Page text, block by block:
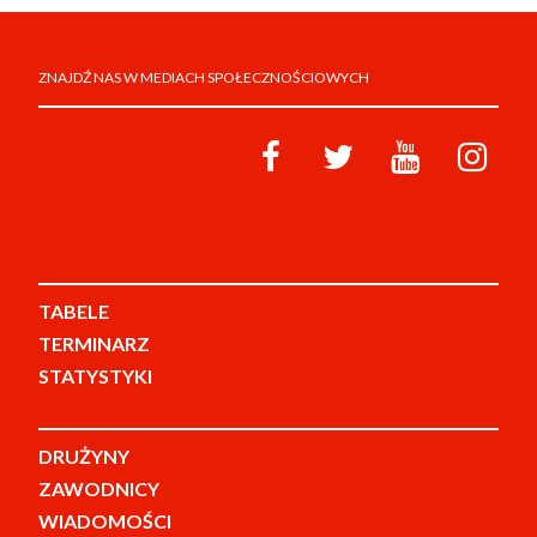
ZNAJDŹ NAS W MEDIACH SPOŁECZNOŚCIOWYCH
TABELE
TERMINARZ
STATYSTYKI
DRUŻYNY
ZAWODNICY
WIADOMOŚCI